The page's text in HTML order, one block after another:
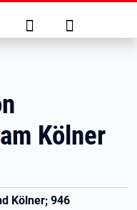
Suche Anmelden
Kölner
Kölner; 946